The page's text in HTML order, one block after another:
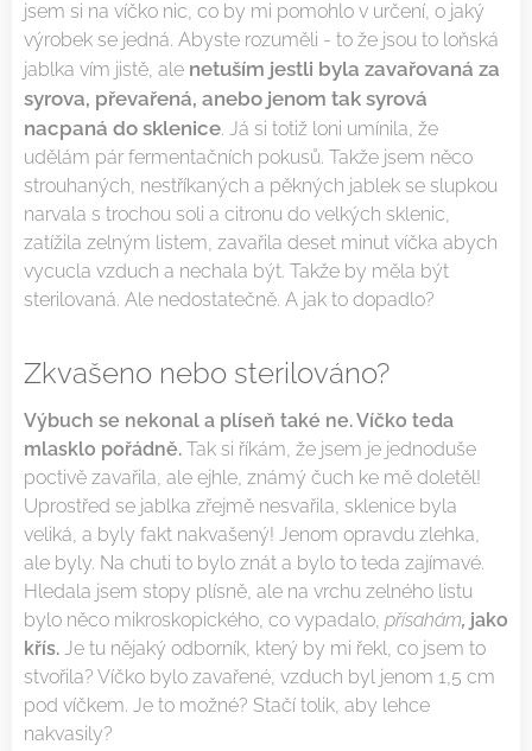
jsem si na víčko nic, co by mi pomohlo v určení, o jaký
výrobek se jedná. Abyste rozuměli - to že jsou to loňská
jablka vím jistě, ale netuším jestli byla zavařovaná za
syrova, převařená, anebo jenom tak syrová
nacpaná do sklenice. Já si totiž loni umínila, že
udělám pár fermentačních pokusů. Takže jsem něco
strouhaných, nestříkaných a pěkných jablek se slupkou
narvala s trochou soli a citronu do velkých sklenic,
zatížila zelným listem, zavařila deset minut víčka abych
vycucla vzduch a nechala být. Takže by měla být
sterilovaná. Ale nedostatečně. A jak to dopadlo?
Zkvašeno nebo sterilováno?
Výbuch se nekonal a plíseň také ne. Víčko teda
mlasklo pořádně. Tak si říkám, že jsem je jednoduše
poctivě zavařila, ale ejhle, známý čuch ke mě doletěl!
Uprostřed se jablka zřejmě nesvařila, sklenice byla
veliká, a byly fakt nakvašený! Jenom opravdu zlehka,
ale byly. Na chuti to bylo znát a bylo to teda zajímavé.
Hledala jsem stopy plísně, ale na vrchu zelného listu
bylo něco mikroskopického, co vypadalo, přísahám, jako
křís. Je tu nějaký odborník, který by mi řekl, co jsem to
stvořila? Víčko bylo zavařené, vzduch byl jenom 1,5 cm
pod víčkem. Je to možné? Stačí tolik, aby lehce
nakvasily?